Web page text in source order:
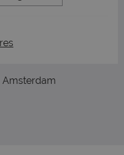
Amsterdam